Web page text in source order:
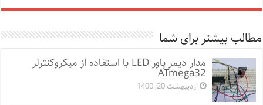
مطالب بیشتر برای شما
مدار دیمر پاور LED با استفاده از میکروکنترلر
ATmega32
اردیبهشت 20, 1400